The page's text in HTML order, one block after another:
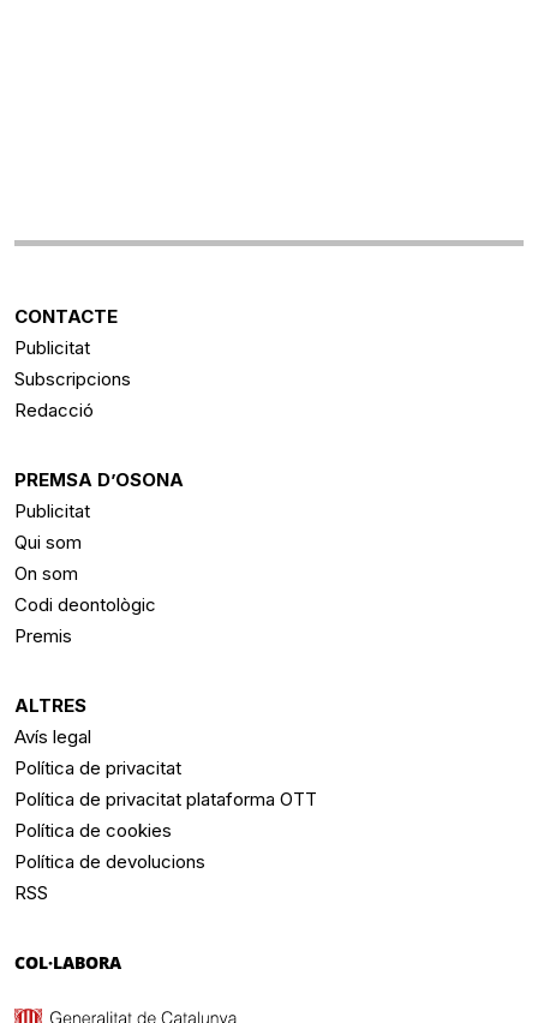
CONTACTE
Publicitat
Subscripcions
Redacció
PREMSA D’OSONA
Publicitat
Qui som
On som
Codi deontològic
Premis
ALTRES
Avís legal
Política de privacitat
Política de privacitat plataforma OTT
Política de cookies
Política de devolucions
RSS
COL·LABORA